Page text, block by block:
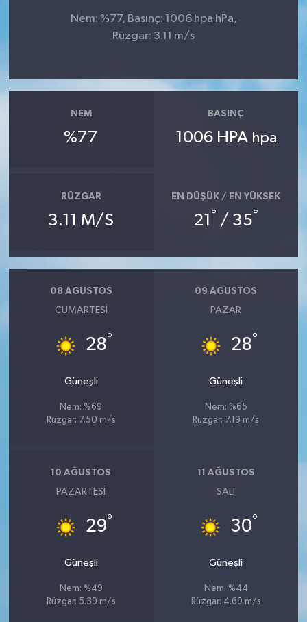
Nem: %77, Basınç: 1006 hpa hPa,
Rüzgar: 3.11 m/s
NEM
%77
BASINÇ
1006 HPA hpa
RÜZGAR
3.11 M/S
EN DÜŞÜK / EN YÜKSEK
21 ° / 35°
08 AĞUSTOS
CUMARTESI
28°
Güneşli
Nem: %69
Rüzgar: 7.50 m/s
09 AĞUSTOS
PAZAR
28°
Güneşli
Nem: %65
Rüzgar: 7.19 m/s
10 AĞUSTOS
PAZARTESI
29°
Güneşli
Nem: %49
Rüzgar: 5.39 m/s
11 AĞUSTOS
SALI
30°
Güneşli
Nem: %44
Rüzgar: 4.69 m/s
YEREL YÖNETİM
MEDYA
ÜÇÜNCÜ SAYFA
Yemek
SEÇİM 2014
KİM KİMDİR
ÇEK GÖNDER
HEDEF2020
OTOMOBİL
MİZAH
TARİH